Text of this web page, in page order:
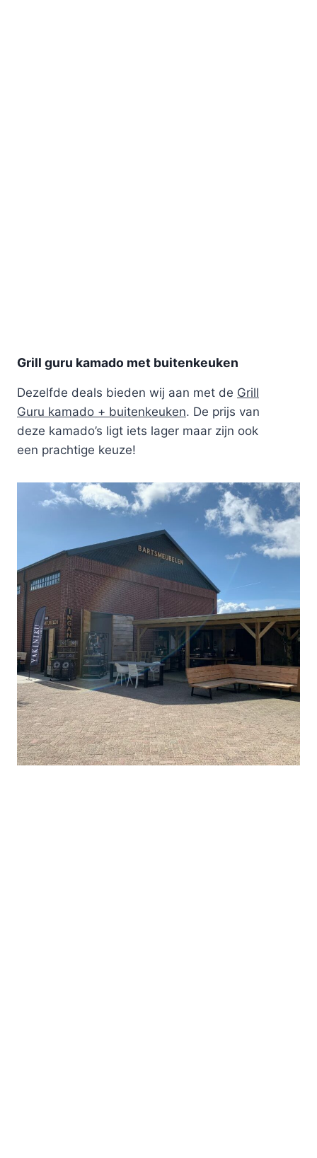
Grill guru kamado met buitenkeuken
Dezelfde deals bieden wij aan met de Grill
Guru kamado + buitenkeuken. De prijs van
deze kamado’s ligt iets lager maar zijn ook
een prachtige keuze!